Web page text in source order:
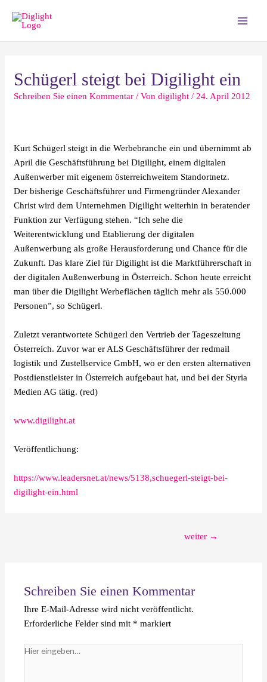
Inhalt
Schügerl steigt bei Digilight ein
Schreiben Sie einen Kommentar / Vondigilight/ 24. April 2012
Kurt Schügerl steigt in die Werbebranche ein und übernimmt ab
April die Geschäftsführung bei Digilight, einem digitalen
Außenwerber mit eigenem österreichweitem Standortnetz.
Der bisherige Geschäftsführer und Firmengründer Alexander
Christ wird dem Unternehmen Digilight weiterhin in beratender
Funktion zur Verfügung stehen. “Ich sehe die
Weiterentwicklung und Etablierung der digitalen
Außenwerbung als große Herausforderung und Chance für die
Zukunft. Das klare Ziel für Digilight ist die Marktführerschaft in
der digitalen Außenwerbung in Österreich. Schon heute erreicht
man über die Digilight Werbeflächen täglich mehr als 550.000
Personen”, so Schügerl.
Zuletzt verantwortete Schügerl den Vertrieb der Tageszeitung
Österreich. Zuvor war er ALS Geschäftsführer der redmail
logistik und Zustellservice GmbH, wo er den ersten alternativen
Postdienstleister in Österreich aufgebaut hat, und bei der Styria
Medien AG tätig. (red)
www.digilight.at
Veröffentlichung:
https://www.leadersnet.at/news/5138,schuegerl-steigt-bei-
digilight-ein.html
weiter →
Schreiben Sie einen Kommentar
Ihre E-Mail-Adresse wird nicht veröffentlicht.
Erforderliche Felder sind mit * markiert
Hier